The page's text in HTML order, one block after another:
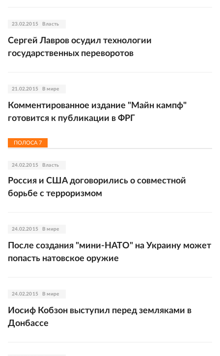
23.02.2015 Власть
Сергей Лавров осудил технологии
государственных переворотов
21.02.2015 В мире
Комментированное издание "Майн кампф"
готовится к публикации в ФРГ
ПОЛОСА 7
24.02.2015 Власть
Россия и США договорились о совместной
борьбе с терроризмом
24.02.2015 В мире
После создания "мини-НАТО" на Украину может
попасть натовское оружие
24.02.2015 В мире
Иосиф Кобзон выступил перед земляками в
Донбассе